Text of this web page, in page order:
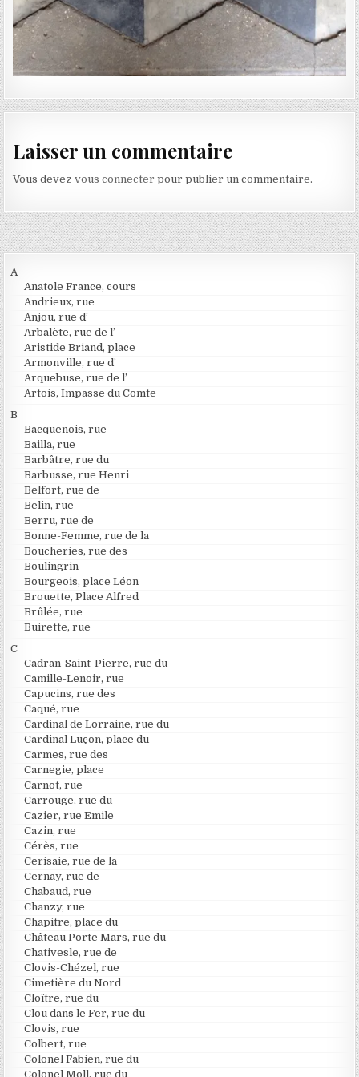
Laisser un commentaire
Vous devezvous connecter pour publier un commentaire.
A
Anatole France, cours
Andrieux, rue
Anjou, rue d’
Arbalète, rue de l’
Aristide Briand, place
Armonville, rue d’
Arquebuse, rue de l’
Artois, Impasse du Comte
B
Bacquenois, rue
Bailla, rue
Barbâtre, rue du
Barbusse, rue Henri
Belfort, rue de
Belin, rue
Berru, rue de
Bonne-Femme, rue de la
Boucheries, rue des
Boulingrin
Bourgeois, place Léon
Brouette, Place Alfred
Brûlée, rue
Buirette, rue
C
Cadran-Saint-Pierre, rue du
Camille-Lenoir, rue
Capucins, rue des
Caqué, rue
Cardinal de Lorraine, rue du
Cardinal Luçon, place du
Carmes, rue des
Carnegie, place
Carnot, rue
Carrouge, rue du
Cazier, rue Emile
Cazin, rue
Cérès, rue
Cerisaie, rue de la
Cernay, rue de
Chabaud, rue
Chanzy, rue
Chapitre, place du
Château Porte Mars, rue du
Chativesle, rue de
Clovis-Chézel, rue
Cimetière du Nord
Cloître, rue du
Clou dans le Fer, rue du
Clovis, rue
Colbert, rue
Colonel Fabien, rue du
Colonel Moll, rue du